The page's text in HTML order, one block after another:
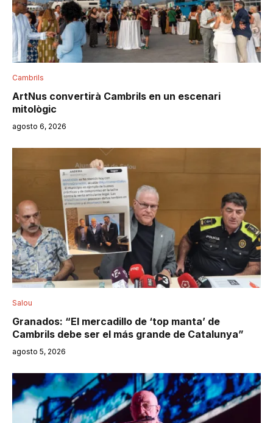
Cambrils
ArtNus convertirà Cambrils en un escenari
mitològic
agosto 6, 2026
Salou
Granados: “El mercadillo de ‘top manta’ de
Cambrils debe ser el más grande de Catalunya”
agosto 5, 2026